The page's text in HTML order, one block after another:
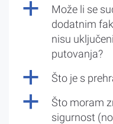
a
Može li se
dodatnim
nisu
putovanja?
a Što je s
a
Što moram
sigurnost